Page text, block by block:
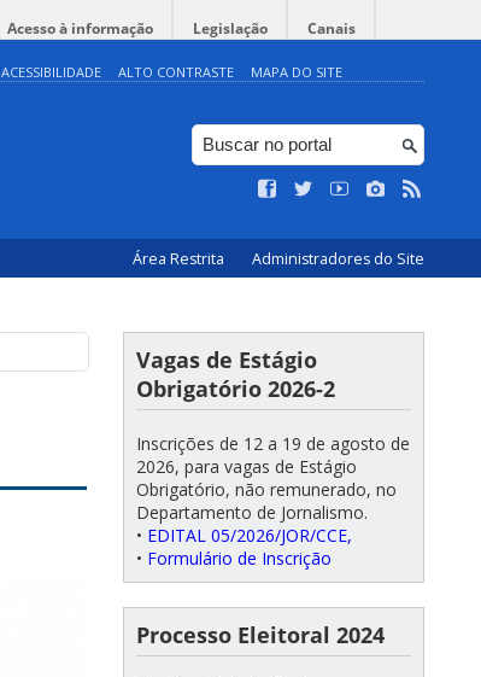
Acesso à informação Legislação Canais
ACESSIBILIDADE ALTO CONTRASTE MAPA DO SITE
Área Restrita Administradores do Site
Vagas de Estágio
Obrigatório 2026-2
Inscrições de 12 a 19 de agosto de
2026, para vagas de Estágio
Obrigatório, não remunerado, no
Departamento de Jornalismo.
• EDITAL 05/2026/JOR/CCE,
• Formulário de Inscrição
Processo Eleitoral 2024